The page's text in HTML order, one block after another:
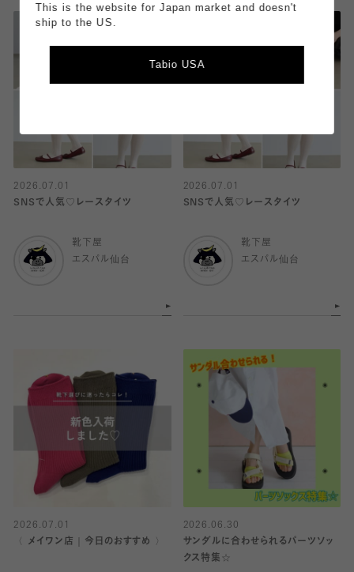
2026.07.01
SNSで人気♡レースタイツ
靴下屋
エスパル仙台
2026.07.01
SNSで人気♡レースタイツ
靴下屋
エスパル仙台
2026.07.01
〈 メイワン店｜今日のおすすめ 〉
2026.06.30
サンダルに合わせられるパーツソッ
クス特集☆
This is the website for Japan market and doesn't
ship to the US.
Tabio USA